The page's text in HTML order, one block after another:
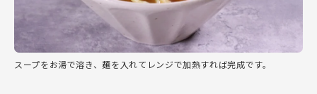
スープをお湯で溶き、麺を入れてレンジで加熱すれば完成です。